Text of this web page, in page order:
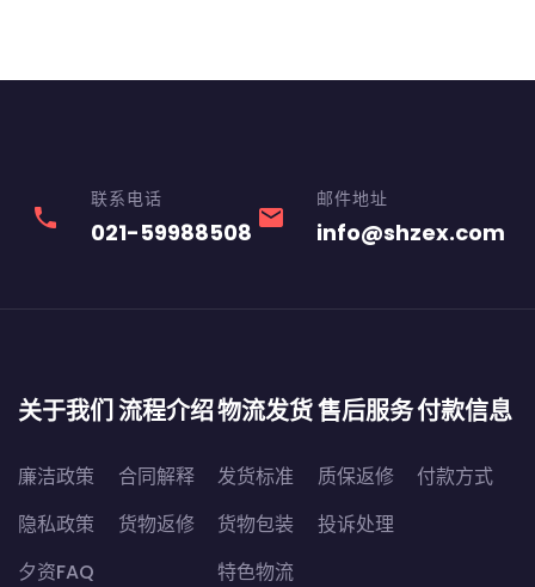
phone
联系电话
021-59988508 email
邮件地址
info@shzex.com
关于我们
廉洁政策
隐私政策
夕资FAQ
流程介绍
合同解释
货物返修
物流发货
发货标准
货物包装
特色物流
售后服务
质保返修
投诉处理
付款信息
付款方式